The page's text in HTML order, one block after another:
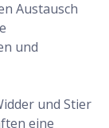
Austausch
und
und Stier
eine